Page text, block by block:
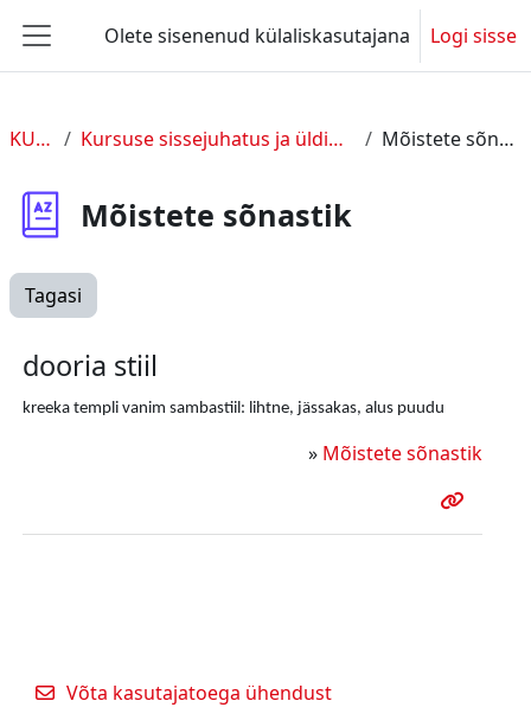
Küljepaneel
Olete sisenenud külaliskasutajana Logi sisse
KUL 2 Kursuse sissejuhatus ja üldine info Mõistete sõnastik
Mõistete sõnastik
Tagasi
dooria stiil
kreeka templi vanim sambastiil: lihtne, jässakas, alus puudu
» Mõistete sõnastik
Võta kasutajatoega ühendust